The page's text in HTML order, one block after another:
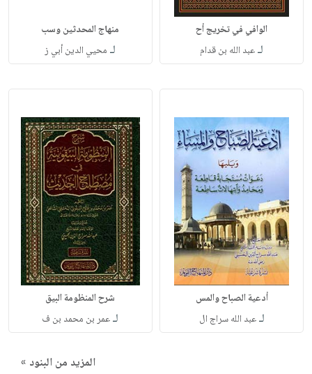
الوافي في تخريج أح
لـعبد الله بن قدام
منهاج المحدثين وسب
لـ محيي الدين أبي ز
أدعية الصباح والمس
لـعبد الله سراج ال
شرح المنظومة البيق
لـعمر بن محمد بن ف
المزيد من البنود »